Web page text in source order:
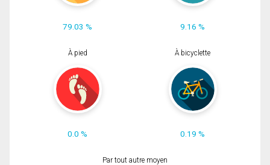
79.03 % 9.16 %
À pied
0.0 %
À bicyclette
0.19 %
Par tout autre moyen